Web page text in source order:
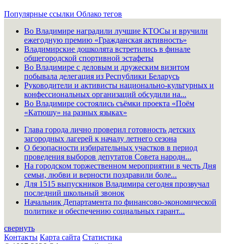
Популярные ссылки Облако тегов
Во Владимире наградили лучшие КТОСы и вручили
ежегодную премию «Гражданская активность»
Владимирские дошколята встретились в финале
общегородской спортивной эстафеты
Во Владимире с деловым и дружеским визитом
побывала делегация из Республики Беларусь
Руководители и активисты национально-культурных и
конфессиональных организаций обсудили на...
Во Владимире состоялись съёмки проекта «Поём
«Катюшу» на разных языках»
Глава города лично проверил готовность детских
загородных лагерей к началу летнего сезона
О безопасности избирательных участков в период
проведения выборов депутатов Совета народн...
На городском торжественном мероприятии в честь Дня
семьи, любви и верности поздравили боле...
Для 1515 выпускников Владимира сегодня прозвучал
последний школьный звонок
Начальник Департамента по финансово-экономической
политике и обеспечению социальных гарант...
свернуть
Контакты Карта сайта Статистика